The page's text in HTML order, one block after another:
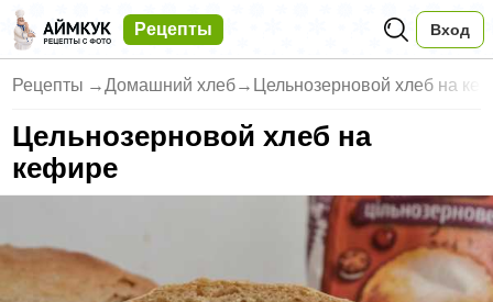
Рецепты Вход
Рецепты →Домашний хлеб→ Цельнозерновой хлеб на
Цельнозерновой хлеб на
кефире